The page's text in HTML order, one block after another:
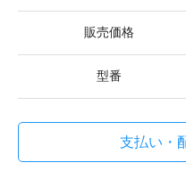
販売価格
型番
支払い・